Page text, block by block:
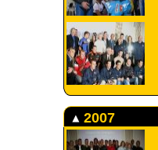
2007